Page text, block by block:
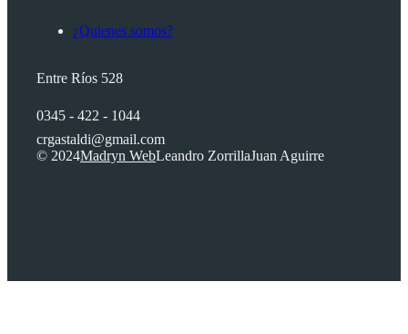
¿Quienes somos?
Entre Ríos 528
0345 - 422 - 1044
crgastaldi@gmail.com
© 2024Madryn WebLeandro ZorrillaJuan Aguirre